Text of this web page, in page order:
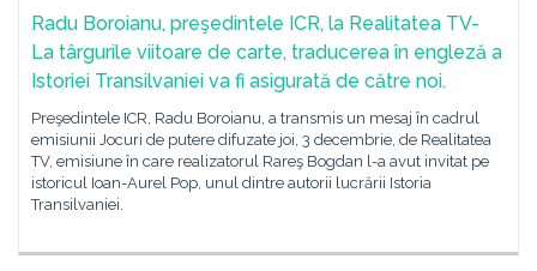
Radu Boroianu, preşedintele ICR, la Realitatea TV-
La târgurile viitoare de carte, traducerea în engleză a
Istoriei Transilvaniei va fi asigurată de către noi.
Preşedintele ICR, Radu Boroianu, a transmis un mesaj în cadrul
emisiunii Jocuri de putere difuzate joi, 3 decembrie, de Realitatea
TV, emisiune în care realizatorul Rareş Bogdan l-a avut invitat pe
istoricul Ioan-Aurel Pop, unul dintre autorii lucrării Istoria
Transilvaniei.